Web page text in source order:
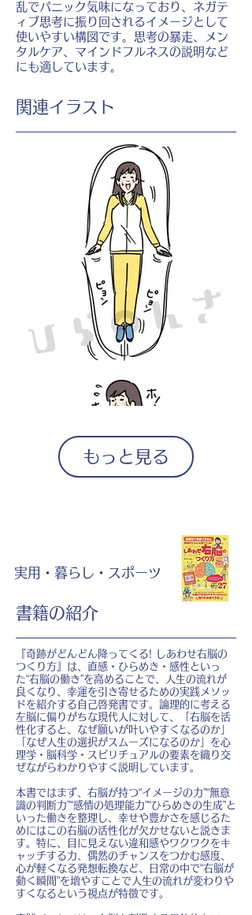
乱でパニック気味になっており、ネガテ
ィブ思考に振り回されるイメージとして
使いやすい構図です。思考の暴走、メン
タルケア、マインドフルネスの説明など
にも適しています。
​関連イラスト
もっと見る
実用・暮らし・スポーツ
書籍の紹介
『奇跡がどんどん降ってくる! しあわせ右脳の
つくり方』は、直感・ひらめき・感性といっ
た“右脳の働き”を高めることで、人生の流れが
良くなり、幸運を引き寄せるための実践メソッ
ドを紹介する自己啓発書です。論理的に考える
左脳に偏りがちな現代人に対して、「右脳を活
性化すると、なぜ願いが叶いやすくなるのか」
「なぜ人生の選択がスムーズになるのか」を心
理学・脳科学・スピリチュアルの要素を織り交
ぜながらわかりやすく説明しています。
本書ではまず、右脳が持つ“イメージの力”“無意
識の判断力”“感情の処理能力”“ひらめきの生成”と
いった働きを整理し、幸せや豊かさを感じるた
めにはこの右脳の活性化が欠かせないと説きま
す。特に、目に見えない違和感やワクワクをキ
ャッチする力、偶然のチャンスをつかむ感度、
心が軽くなる発想転換など、日常の中で“右脳が
動く瞬間”を増やすことで人生の流れが変わりや
すくなるという視点が特徴です。